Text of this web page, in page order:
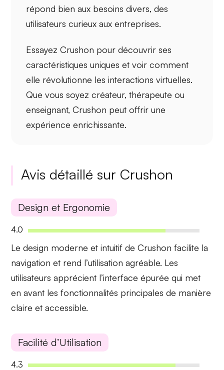
répond bien aux besoins divers, des
utilisateurs curieux aux entreprises.
Essayez Crushon pour découvrir ses
caractéristiques uniques et voir comment
elle révolutionne lesinteractions virtuelles.
Que vous soyez créateur, thérapeute ou
enseignant, Crushon peut offrir une
expérience enrichissante.
Avis détaillé sur Crushon
Design et Ergonomie
4.0
Ledesign moderne et intuitif de Crushon facilite la
navigation et rend l’utilisation agréable. Les
utilisateurs apprécient l’interface épurée qui met
en avant les fonctionnalités principales de manière
claire et accessible.
Facilité d’Utilisation
4.3